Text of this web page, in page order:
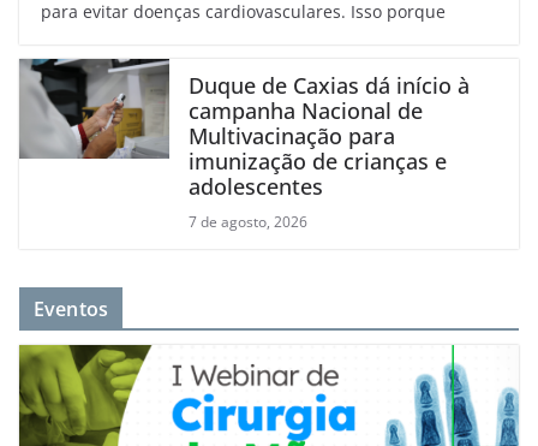
para evitar doenças cardiovasculares. Isso porque
Duque de Caxias dá início à
campanha Nacional de
Multivacinação para
imunização de crianças e
adolescentes
7 de agosto, 2026
Eventos